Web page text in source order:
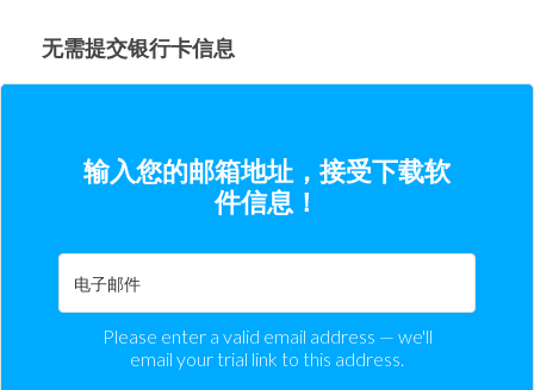
无需提交银行卡信息
输入您的邮箱地址，接受下载软
件信息！
Please enter a valid email address — we'll
email your trial link to this address.